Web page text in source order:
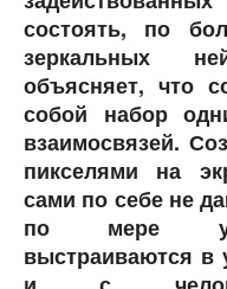
состоять, по
зеркальных
объясняет, что
собой набор
взаимосвязей.
пикселями на
сами по себе не
по мере
выстраиваются в